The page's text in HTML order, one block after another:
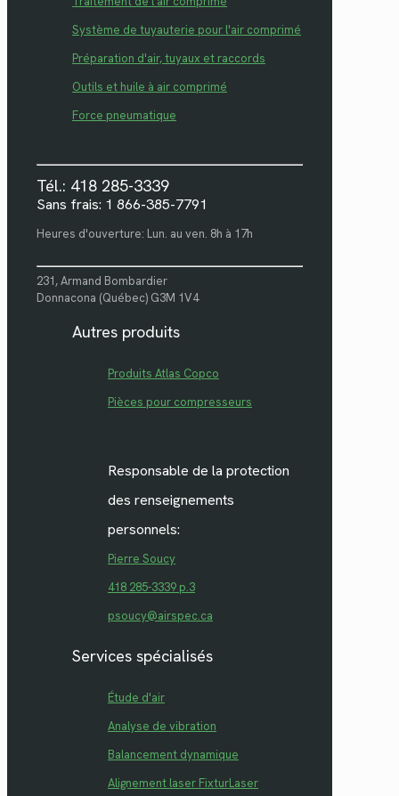
Système de tuyauterie pour l'air comprimé
Préparation d'air, tuyaux et raccords
Outils et huile à air comprimé
Force pneumatique
Tél.: 418 285-3339
Sans frais: 1 866-385-7791
Heures d'ouverture: Lun. au ven. 8h à 17h
231, Armand Bombardier
Donnacona (Québec) G3M 1V4
Autres produits
Produits Atlas Copco
Pièces pour compresseurs
Responsable de la protection
des renseignements
personnels:
Pierre Soucy
418 285-3339 p.3
psoucy@airspec.ca
Services spécialisés
Étude d'air
Analyse de vibration
Balancement dynamique
Alignement laser FixturLaser